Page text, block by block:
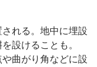
れる。地中に埋設
設けることも。
曲がり角などに設